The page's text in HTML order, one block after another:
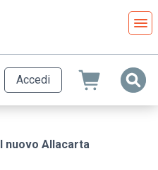
Accedi
nuovo Allacarta